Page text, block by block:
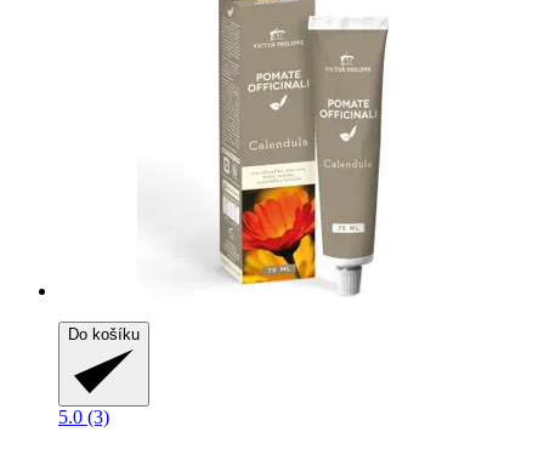
Do košíku
5.0 (3)